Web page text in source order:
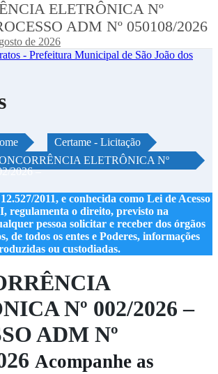
ELETRÔNICA Nº
ADM Nº 050108/2026
de 2026
Certame - Licitação
ELETRÔNICA Nº
2026 –
2011, e conhecida como Lei de Acesso
regulamenta o direito, previsto na
pessoa solicitar e receber dos órgãos
de todos os entes e Poderes, informações
ou custodiadas.
Nº 002/2026 –
ADM Nº
Acompanhe as